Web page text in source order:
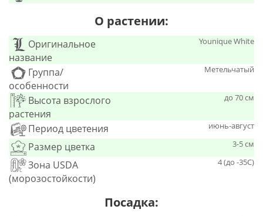
О растении:
Оригинальное
название
Younique White
Группа/
особенности
Метельчатый
Высота взрослого
растения
до 70 см
Период цветения июнь-август
Размер цветка 3-5 см
Зона USDA
(морозостойкости)
4 (до -35С)
Посадка: